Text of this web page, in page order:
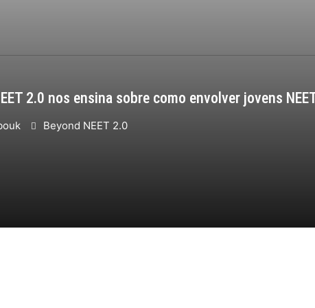
2.0 nos ensina sobre como envolver jovens
Beyond NEET 2.0